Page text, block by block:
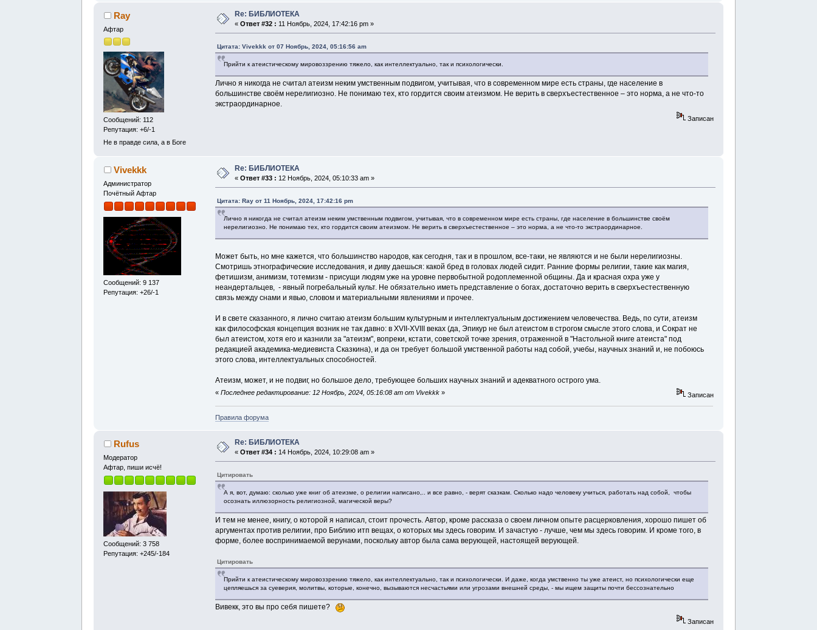
Ray
Афтар
Сообщений: 112
Репутация: +6/-1
Не в правде сила, а в Боге
Re: БИБЛИОТЕКА
«Ответ #32 : 11 Ноябрь, 2024, 17:42:16 pm »
Цитата: Vivekkk от 07 Ноябрь, 2024, 05:16:56 am
Прийти к атеистическому мировоззрению тяжело, как интеллектуально, так и психологически.
Лично я никогда не считал атеизм неким умственным подвигом, учитывая, что в современном мире есть страны, где население в
большинстве своём нерелигиозно. Не понимаю тех, кто гордится своим атеизмом. Не верить в сверхъестественное ‒ это норма, а не что-то
экстраординарное.
Записан
Vivekkk
Администратор
Почётный Афтар
Сообщений: 9 137
Репутация: +26/-1
Re: БИБЛИОТЕКА
«Ответ #33 : 12 Ноябрь, 2024, 05:10:33 am »
Цитата: Ray от 11 Ноябрь, 2024, 17:42:16 pm
Лично я никогда не считал атеизм неким умственным подвигом, учитывая, что в современном мире есть страны, где население в большинстве своём
нерелигиозно. Не понимаю тех, кто гордится своим атеизмом. Не верить в сверхъестественное ‒ это норма, а не что-то экстраординарное.
Может быть, но мне кажется, что большинство народов, как сегодня, так и в прошлом, все-таки, не являются и не были нерелигиозны.
Смотришь этнографические исследования, и диву даешься: какой бред в головах людей сидит. Ранние формы религии, такие как магия,
фетишизм, анимизм, тотемизм - присущи людям уже на уровне первобытной родоплеменной общины. Да и красная охра уже у
неандертальцев, - явный погребальный культ. Не обязательно иметь представление о богах, достаточно верить в сверхъестественную
связь между снами и явью, словом и материальными явлениями и прочее.
И в свете сказанного, я лично считаю атеизм большим культурным и интеллектуальным достижением человечества. Ведь, по сути, атеизм
как философская концепция возник не так давно: в XVII-XVIII веках (да, Эпикур не был атеистом в строгом смысле этого слова, и Сократ не
был атеистом, хотя его и казнили за "атеизм", вопреки, кстати, советской точке зрения, отраженной в "Настольной книге атеиста" под
редакцией академика-медиевиста Сказкина), и да он требует большой умственной работы над собой, учебы, научных знаний и, не побоюсь
этого слова, интеллектуальных способностей.
Атеизм, может, и не подвиг, но большое дело, требующее больших научных знаний и адекватного острого ума.
«Последнее редактирование: 12 Ноябрь, 2024, 05:16:08 am от Vivekkk » Записан
Правила форума
Rufus
Модератор
Афтар, пиши исчё!
Сообщений: 3 758
Репутация: +245/-184
Re: БИБЛИОТЕКА
«Ответ #34 : 14 Ноябрь, 2024, 10:29:08 am »
Цитировать
А я, вот, думаю: сколько уже книг об атеизме, о религии написано,.. и все равно, - верят сказкам. Сколько надо человеку учиться, работать над собой, чтобы
осознать иллюзорность религиозной, магической веры?
И тем не менее, книгу, о которой я написал, стоит прочесть. Автор, кроме рассказа о своем личном опыте расцерковления, хорошо пишет об
аргументах против религии, про Библию итп вещах, о которых мы здесь говорим. И зачастую - лучше, чем мы здесь говорим. И кроме того, в
форме, более воспринимаемой верунами, поскольку автор была сама верующей, настоящей верующей.
Цитировать
Прийти к атеистическому мировоззрению тяжело, как интеллектуально, так и психологически. И даже, когда умственно ты уже атеист, но психологически еще
цепляешься за суеверия, молитвы, которые, конечно, вызываются несчастьями или угрозами внешней среды, - мы ищем защиты почти бессознательно
Вивекк, это вы про себя пишете?
Записан